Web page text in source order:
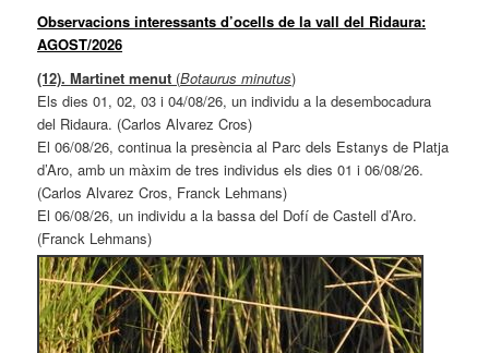
Observacions interessants d’ocells de la vall del Ridaura:
AGOST/2026
(12). Martinet menut (Botaurus minutus)
Els dies 01, 02, 03 i 04/08/26, un individu a la desembocadura
del Ridaura. (Carlos Alvarez Cros)
El 06/08/26, continua la presència al Parc dels Estanys de Platja
d’Aro, amb un màxim de tres individus els dies 01 i 06/08/26.
(Carlos Alvarez Cros, Franck Lehmans)
El 06/08/26, un individu a la bassa del Dofí de Castell d’Aro.
(Franck Lehmans)